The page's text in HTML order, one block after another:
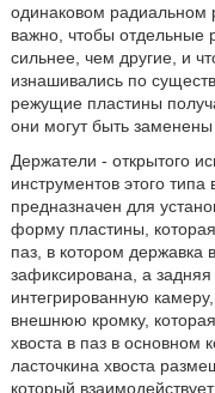
одинаковом радиальном
важно, чтобы отдельные
сильнее, чем другие, и
изнашивались по
режущие пластины
они могут быть
Держатели - открытого
инструментов этого
предназначен для
форму пластины,
паз, в котором державка
зафиксирована, а
интегрированную
внешнюю кромку,
хвоста в паз в основном
ласточкина хвоста
который